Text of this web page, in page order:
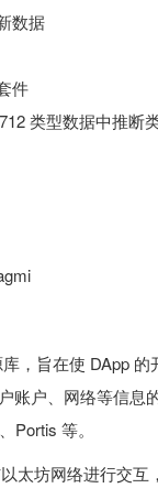
数据
件
类型数据中推断
，旨在使 DApp
账户、网络等信息
Portis 等。
太坊网络进行交